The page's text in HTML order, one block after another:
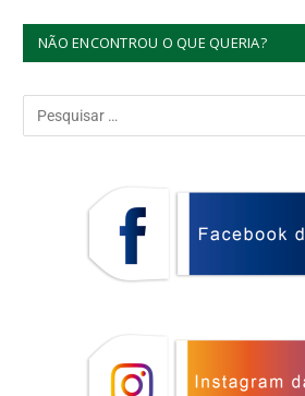
NÃO ENCONTROU O QUE QUERIA?